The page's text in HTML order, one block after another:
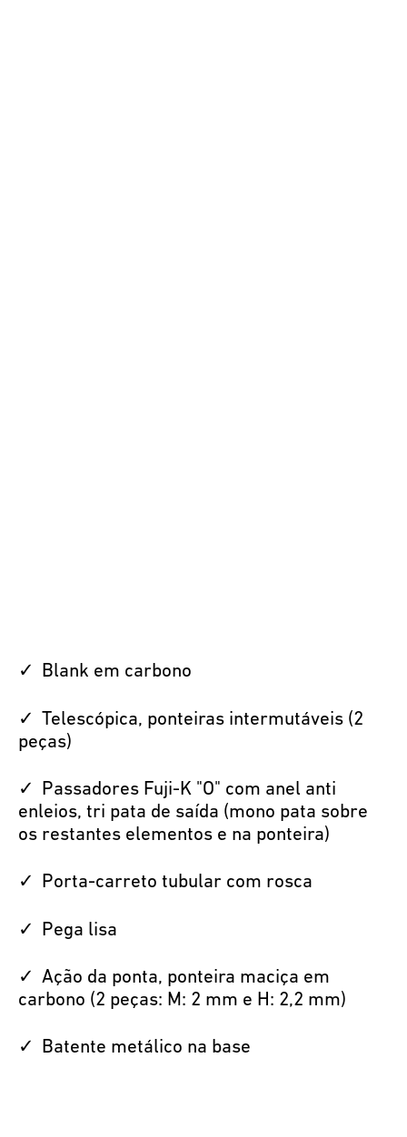
Blank em carbono
Telescópica, ponteiras intermutáveis (2
peças)
Passadores Fuji-K "O" com anel anti
enleios, tri pata de saída (mono pata sobre
os restantes elementos e na ponteira)
Porta-carreto tubular com rosca
Pega lisa
Ação da ponta, ponteira maciça em
carbono (2 peças: M: 2 mm e H: 2,2 mm)
Batente metálico na base